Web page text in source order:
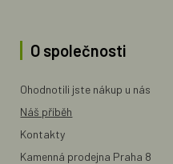
O společnosti
Ohodnotili jste nákup u nás
Náš příběh
Kontakty
Kamenná prodejna Praha 8